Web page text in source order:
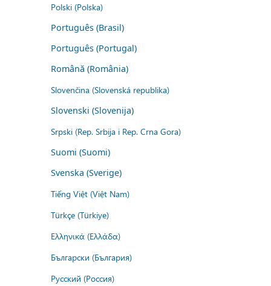
Polski (Polska)
Português (Brasil)
Português (Portugal)
Română (România)
Slovenčina (Slovenská republika)
Slovenski (Slovenija)
Srpski (Rep. Srbija i Rep. Crna Gora)
Suomi (Suomi)
Svenska (Sverige)
Tiếng Việt (Việt Nam)
Türkçe (Türkiye)
Ελληνικά (Ελλάδα)
Български (България)
Русский (Россия)